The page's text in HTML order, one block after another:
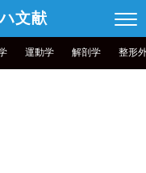
文献
運動学 解剖学 整形